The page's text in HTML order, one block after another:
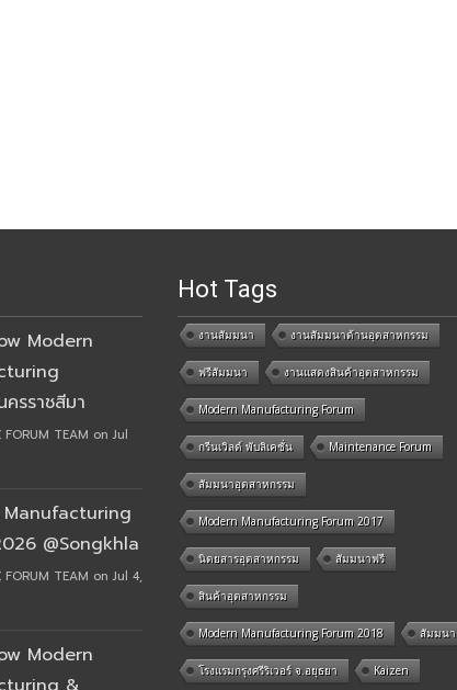
Modern
รราชสีมา
FORUM TEAM on Jul
@Songkhla
FORUM TEAM on Jul 4,
Modern
Hot Tags
งานสัมมนา งานสัมมนาด้านอุตสาหกรรม
ฟรีสัมมนา งานแสดงสินค้าอุตสาหกรรม
Modern Manufacturing Forum
กรีนเวิลด์ พับลิเคชั่น Maintenance Forum
สัมมนาอุตสาหกรรม
Modern Manufacturing Forum 2017
นิตยสารอุตสาหกรรม สัมมนาฟรี
สินค้าอุตสาหกรรม
Modern Manufacturing Forum 2018 สัมมนา
โรงแรมกรุงศรีริเวอร์ จ.อยุธยา Kaizen